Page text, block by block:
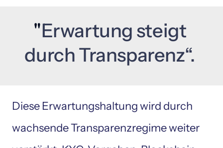
"Erwartung
durch Transparenz“.
Diese Erwartungshaltung wird durch
wachsende Transparenzregime weiter